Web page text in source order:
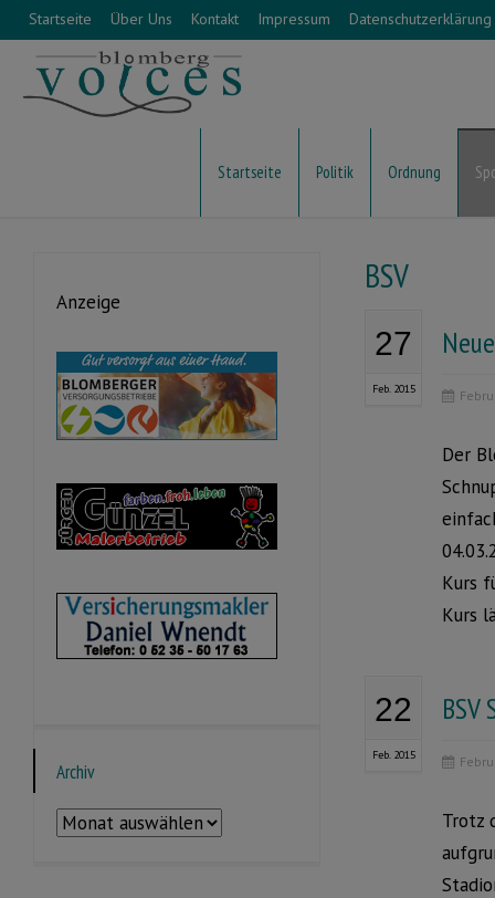
Startseite Über Uns Kontakt Impressum Datenschutzerklärung
Startseite Politik Ordnung
BSV
27
Feb. 2015
Der
Kurs
Kurs
22
Feb. 2015
Trotz
Anzeige
Archiv
Archiv